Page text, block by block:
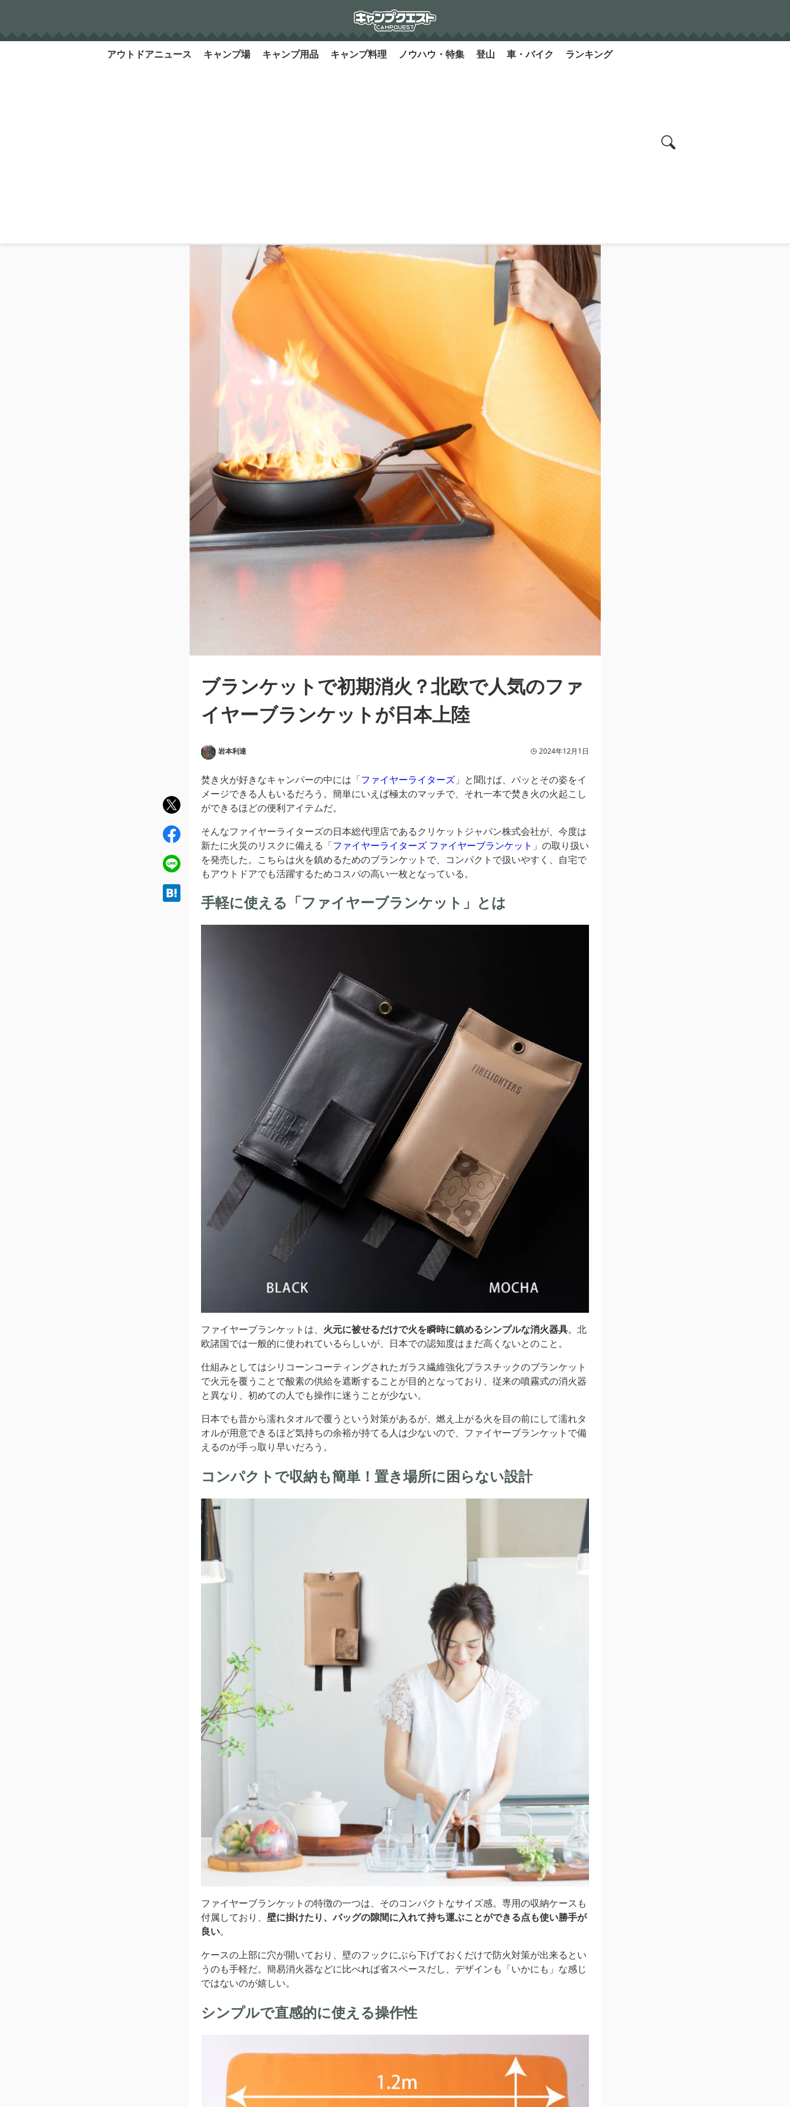
アウトドアニュース
キャンプ場 キャンプ用品 キャンプ料理 ノウハウ・特集 登山 車・バイク ランキング
search
ブランケットで初期消火？北欧で人気のファ
イヤーブランケットが日本上陸
岩本利達 2024年12月1日
焚き火が好きなキャンパーの中には「ファイヤーライターズ 」と聞けば、パッとその姿をイ
メージできる人もいるだろう。簡単にいえば極太のマッチで、それ一本で焚き火の火起こし
ができるほどの便利アイテムだ。
そんなファイヤーライターズの日本総代理店であるクリケットジャパン株式会社が、今度は
新たに火災のリスクに備える「ファイヤーライターズ ファイヤーブランケット 」の取り扱い
を発売した。こちらは火を鎮めるためのブランケットで、コンパクトで扱いやすく、自宅で
もアウトドアでも活躍するためコスパの高い一枚となっている。
手軽に使える「ファイヤーブランケット」とは
ファイヤーブランケットは、 火元に被せるだけで火を瞬時に鎮めるシンプルな消火器具。北
欧諸国では一般的に使われているらしいが、日本での認知度はまだ高くないとのこと。
仕組みとしてはシリコーンコーティングされたガラス繊維強化プラスチックのブランケット
で火元を覆うことで酸素の供給を遮断することが目的となっており、従来の噴霧式の消火器
と異なり、初めての人でも操作に迷うことが少ない。
日本でも昔から濡れタオルで覆うという対策があるが、燃え上がる火を目の前にして濡れタ
オルが用意できるほど気持ちの余裕が持てる人は少ないので、ファイヤーブランケットで備
えるのが手っ取り早いだろう。
コンパクトで収納も簡単！置き場所に困らない設計
ファイヤーブランケットの特徴の一つは、そのコンパクトなサイズ感。専用の収納ケースも
付属しており、 壁に掛けたり、バッグの隙間に入れて持ち運ぶことができる点も使い勝手が
良い。
ケースの上部に穴が開いており、壁のフックにぶら下げておくだけで防火対策が出来るとい
うのも手軽だ。簡易消火器などに比べれば省スペースだし、デザインも「いかにも」な感じ
ではないのが嬉しい。
シンプルで直感的に使える操作性
twit
ter
fac
ebo
ok
line
hat
ena